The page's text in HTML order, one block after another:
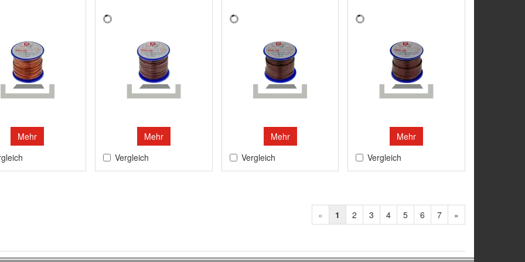
Mehr
Mehr
Vergleich
Mehr
Vergleich
Mehr
Vergleich
« 1 2 3 4 5 6 7 »